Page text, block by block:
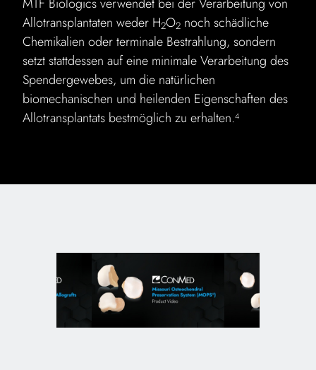
Allotransplantaten weder H2O2 noch schädliche
Chemikalien oder terminale Bestrahlung, sondern
setzt stattdessen auf eine minimale Verarbeitung des
Spendergewebes, um die natürlichen
biomechanischen und heilenden Eigenschaften des
Allotransplantats bestmöglich zu erhalten.4